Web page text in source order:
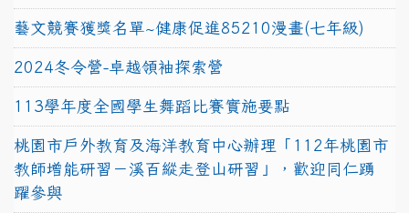
藝文競賽獲獎名單~健康促進85210漫畫(七年級)
2024冬令營-卓越領袖探索營
113學年度全國學生舞蹈比賽實施要點
桃園市戶外教育及海洋教育中心辦理「112年桃園市
教師增能研習－溪百縱走登山研習」，歡迎同仁踴
躍參與